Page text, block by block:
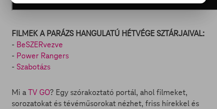
FILMEK A PARÁZS HANGULATÚ HÉTVÉGE SZTÁRJAIVAL:
- BeSZERvezve
- Power Rangers
- Szabotázs
Mi aTV GO? Egy szórakoztató portál, ahol filmeket,
sorozatokat és tévéműsorokat nézhet, friss hírekkel és